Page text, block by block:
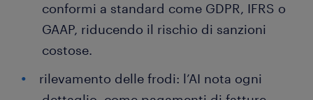
conformi a standard come GDPR, IFRS o
GAAP, riducendo il rischio di sanzioni
costose.
rilevamento delle frodi: l’AI nota ogni